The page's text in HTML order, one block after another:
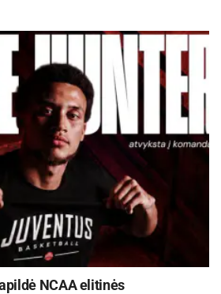
NCAA elitinės